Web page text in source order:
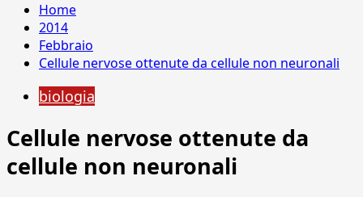
Home
2014
Febbraio
Cellule nervose ottenute da cellule non neuronali
biologia
Cellule nervose ottenute da
cellule non neuronali